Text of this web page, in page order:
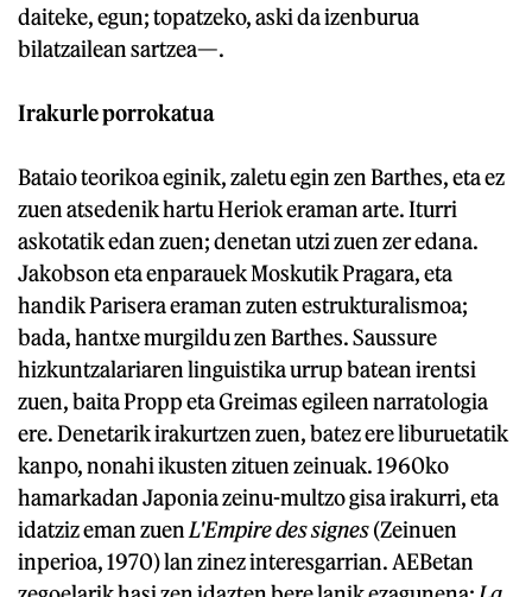
daiteke, egun; topatzeko, aski da izenburua
bilatzailean sartzea—.
Irakurle porrokatua
Bataio teorikoa eginik, zaletu egin zen Barthes, eta ez
zuen atsedenik hartu Heriok eraman arte. Iturri
askotatik edan zuen; denetan utzi zuen zer edana.
Jakobson eta enparauek Moskutik Pragara, eta
handik Parisera eraman zuten estrukturalismoa;
bada, hantxe murgildu zen Barthes. Saussure
hizkuntzalariaren linguistika urrup batean irentsi
zuen, baita Propp eta Greimas egileen narratologia
ere. Denetarik irakurtzen zuen, batez ere liburuetatik
kanpo, nonahi ikusten zituen zeinuak. 1960ko
hamarkadan Japonia zeinu-multzo gisa irakurri, eta
idatziz eman zuen L'Empire des signes(Zeinuen
inperioa, 1970) lan zinez interesgarrian. AEBetan